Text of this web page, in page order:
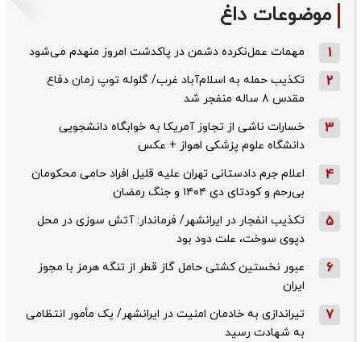
موضوعات داغ
1 مهمات عمل‌نکرده دشمن در پاکدشت امروز منهدم می‌شود
2
تکذیب حمله به اسلام‌آباد غرب/ گلوله توپ زمان دفاع
مقدس ۸ ساله منفجر شد
3
خسارات ناشی از تجاوز آمریکا به خوابگاه دانشجویی
دانشگاه علوم پزشکی اهواز + عکس
4
اعلام جرم دادستانی تهران علیه قلیل افراد حامی محکومان
بی‌رحم و کودتای دی‌ ۱۴۰۴ و جنگ رمضان
5
تکذیب ‌انفجار در ایرانشهر/ فرماندار: آتش سوزی در محل
دپوی سوخت، علت دود بود
6
عبور نخستین کشتی حامل گاز قطر از تنگه هرمز با مجوز
ایران
7
تیراندازی به خادمان امنیت در ایرانشهر/ یک مأمور انتظامی
به شهادت رسید